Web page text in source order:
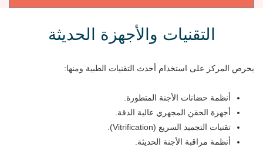
التقنيات والأجهزة الحديثة
يحرص المركز على استخدام أحدث التقنيات الطبية ومنها:
أنظمة حضانات الأجنة المتطورة.
أجهزة الحقن المجهري عالية الدقة.
تقنيات التجميد السريع (Vitrification).
أنظمة مراقبة الأجنة الحديثة.